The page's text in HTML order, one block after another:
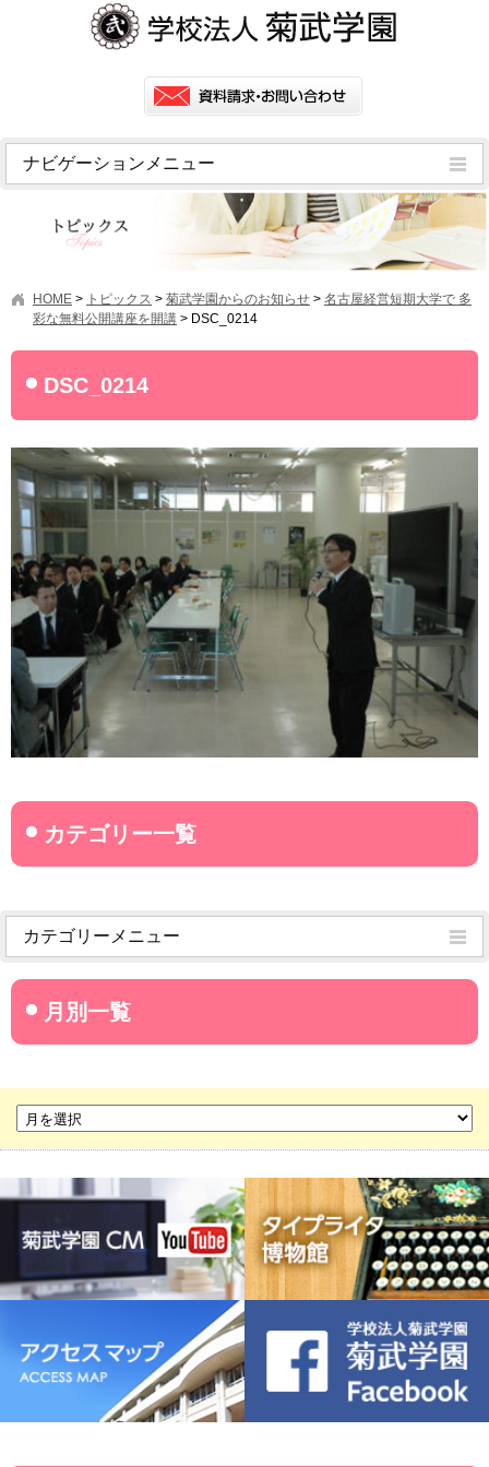
ナビゲーションメニュー
アクセス
情報公開
学園ニュース
オープンキャンパス・行事
HOME > トピックス > 菊武学園からのお知らせ > 名古屋経営短期大学で 多
彩な無料公開講座を開講 > DSC_0214
DSC_0214
カテゴリーメニュー
菊武学園からのお知らせ
名古屋産業大学
菊華高等学校
菊武ビジネス専門学校
名古屋ウェディング＆フラワー・ビューティ学院
菊武幼稚園
稲葉保育園